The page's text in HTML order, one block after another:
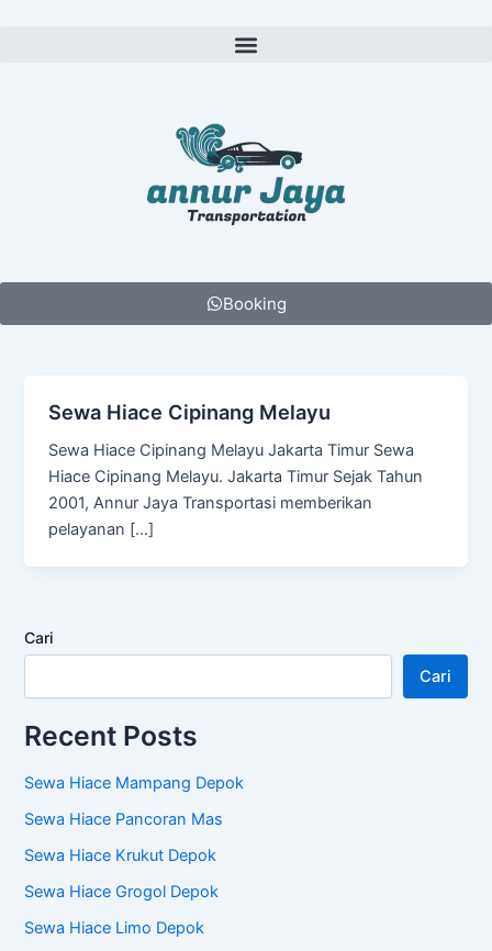
Menu
Booking
Sewa Hiace Cipinang Melayu
Sewa Hiace Cipinang Melayu Jakarta Timur Sewa
Hiace Cipinang Melayu. Jakarta Timur Sejak Tahun
2001, Annur Jaya Transportasi memberikan
pelayanan […]
Cari
Cari
Recent Posts
Sewa Hiace Mampang Depok
Sewa Hiace Pancoran Mas
Sewa Hiace Krukut Depok
Sewa Hiace Grogol Depok
Sewa Hiace Limo Depok